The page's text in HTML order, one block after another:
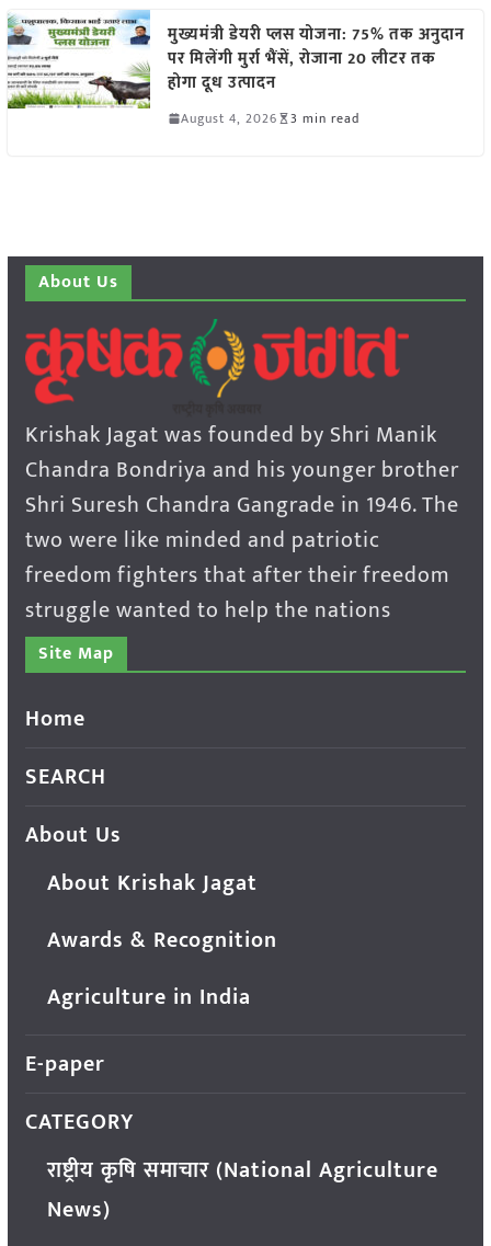
मुख्यमंत्री डेयरी प्लस योजना: 75% तक अनुदान
पर मिलेंगी मुर्रा भैंसें, रोजाना 20 लीटर तक
होगा दूध उत्पादन
August 4, 2026 3 min read
About Us
Krishak Jagat was founded by Shri Manik
Chandra Bondriya and his younger brother
Shri Suresh Chandra Gangrade in 1946. The
two were like minded and patriotic
freedom fighters that after their freedom
struggle wanted to help the nations
Site Map
Home
SEARCH
About Us
About Krishak Jagat
Awards & Recognition
Agriculture in India
E-paper
CATEGORY
राष्ट्रीय कृषि समाचार (National Agriculture
News)